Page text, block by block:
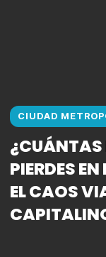
CIUDAD
¿CUÁNTAS
PIERDES
EL CAOS